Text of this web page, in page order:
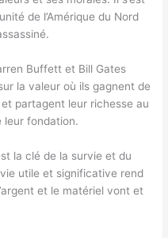
de l’Amérique du Nord
Buffett et Bill Gates
la valeur où ils gagnent de
partagent leur richesse au
leur fondation.
la clé de la survie et du
utile et significative rend
et le matériel vont et